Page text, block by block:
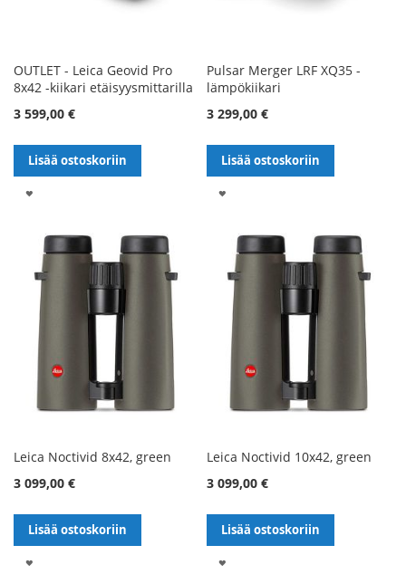
OUTLET - Leica Geovid Pro
8x42 -kiikari etäisyysmittarilla
3 599,00 €
Lisää ostoskoriin
Pulsar Merger LRF XQ35 -
lämpökiikari
3 299,00 €
Lisää ostoskoriin
Leica Noctivid 8x42, green
3 099,00 €
Lisää ostoskoriin
Leica Noctivid 10x42, green
3 099,00 €
Lisää ostoskoriin